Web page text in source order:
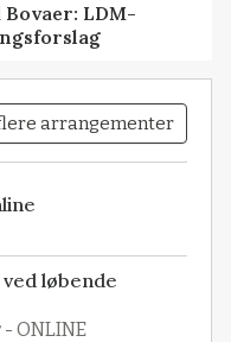
LDM-
arrangementer
løbende
ONLINE